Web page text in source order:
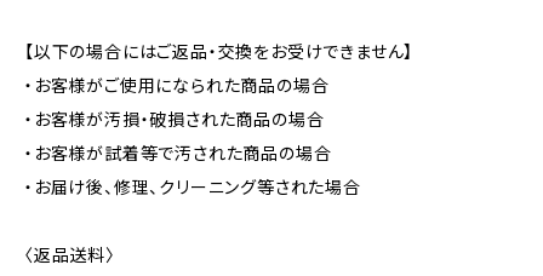
【以下の場合にはご返品・交換をお受けできません】
・お客様がご使用になられた商品の場合
・お客様が汚損・破損された商品の場合
・お客様が試着等で汚された商品の場合
・お届け後、修理、クリーニング等された場合
〈返品送料〉